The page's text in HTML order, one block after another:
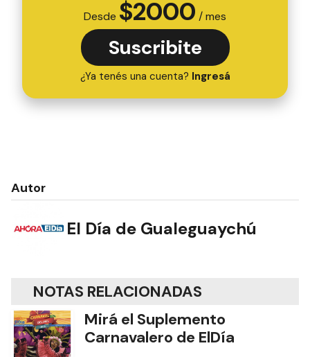
Desde $2000 / mes
Suscribite
¿Ya tenés una cuenta? Ingresá
Autor
El Día de Gualeguaychú
NOTAS RELACIONADAS
Mirá el Suplemento
Carnavalero de ElDía